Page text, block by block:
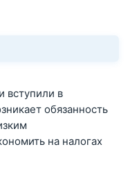
вступили в
обязанность
на налогах